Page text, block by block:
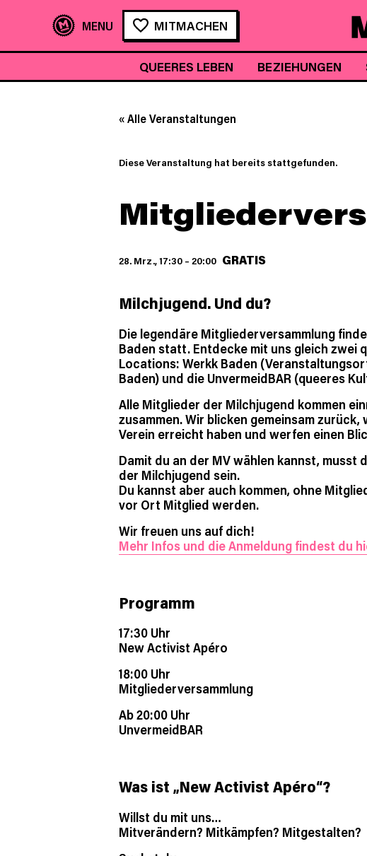
MITMACHEN
QUEERES LEBEN BEZIEHUNGEN
« Alle Veranstaltungen
Diese Veranstaltung hat bereits stattgefunden.
28. Mrz., 17:30 – 20:00 GRATIS
Milchjugend. Und du?
Die legendäre Mitgliederversammlung
Baden statt. Entdecke mit uns gleich zwei
Locations: Werkk Baden
Baden) und die UnvermeidBAR (queeres
Alle Mitglieder der Milchjugend kommen
zusammen. Wir blicken gemeinsam zurück,
Verein erreicht haben und werfen einen
Damit du an der MV wählen kannst, musst
der Milchjugend sein.
Du kannst aber auch kommen, ohne
vor Ort Mitglied werden.
Wir freuen uns auf dich!
Mehr Infos und die Anmeldung findest du
Programm
17:30 Uhr
New Activist Apéro
18:00 Uhr
Mitgliederversammlung
Ab 20:00 Uhr
UnvermeidBAR
Was ist „New Activist Apéro“?
Willst du mit uns…
Mitverändern? Mitkämpfen? Mitgestalten?